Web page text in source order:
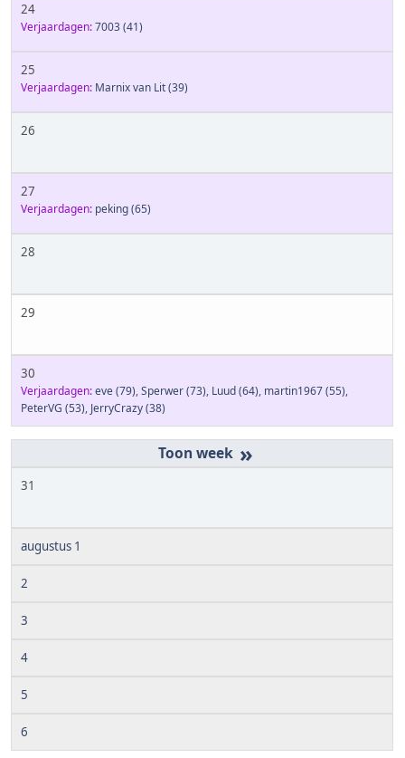
24
Verjaardagen:7003(41)
25
Verjaardagen: Marnix van Lit(39)
26
27
Verjaardagen: peking(65)
28
29
30
Verjaardagen:eve(79),Sperwer(73), Luud(64), martin1967(55),
PeterVG (53), JerryCrazy(38)
»
31
augustus 1
2
3
4
5
6